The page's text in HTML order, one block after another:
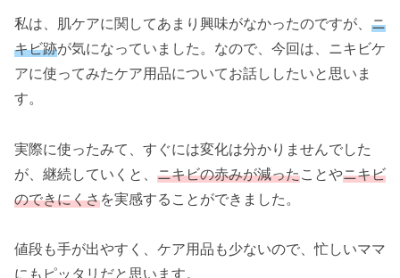
私は、肌ケアに関してあまり興味がなかったのですが、 ニ
キビ跡が気になっていました。なので、今回は、ニキビケ
アに使ってみたケア用品についてお話ししたいと思いま
す。
実際に使ったみて、すぐには変化は分かりませんでした
が、継続していくと、 ニキビの赤みが減ったことやニキビ
のできにくさを実感することができました。
値段も手が出やすく、ケア用品も少ないので、忙しいママ
にもピッタリだと思います。